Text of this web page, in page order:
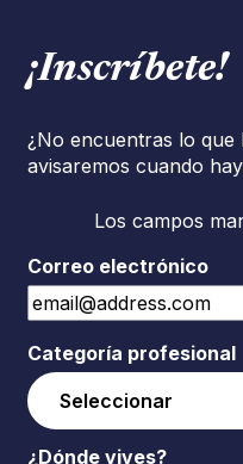
¡Inscríbete!
¿No encuentras lo
avisaremos cuando
Los campos
Correo electrónico
Categoría profesional
¿Dónde vives?